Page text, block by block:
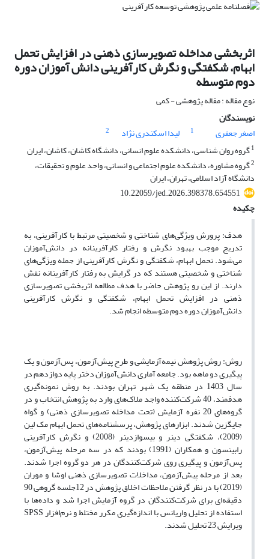
اثربخشی مداخله تصویرسازی ذهنی در افزایش تحمل
ابهام، شکفتگی و نگرش کارآفرینی دانش آموزان دوره
دوم متوسطه
نوع مقاله : مقاله پژوهشی - کمی
نویسندگان
اصغر جعفری
1 لیدا اسکندری نژاد
2
1گروه روان شناسی، دانشکده علوم انسانی، دانشگاه کاشان، کاشان، ایران
2گروه مشاوره، دانشکده علوم اجتماعی و انسانی، واحد علوم و تحقیقات،
دانشگاه آزاد اسلامی، تهران، ایران
10.22059/jed.2026.398378.654551
چکیده
هدف: پرورش ویژگی‌های شناختی و شخصیتی مرتبط با کارآفرینی، به
تدریج موجب بهبود نگرش و رفتار کارآفرینانه در دانش‌آموزان
می‌شود. تحمل ابهام، شکفتگی و نگرش کارآفرینی از جمله ویژگی‌های
شناختی و شخصیتی هستند که در گرایش به رفتار کارآفرینانه نقش
دارند. از این رو پژوهش حاضر با هدف مطالعه اثربخشی تصویرسازی
ذهنی در افزایش تحمل ابهام، شکفتگی و نگرش کارآفرینی
دانش‌آموزان دوره دوم متوسطه انجام شد.
روش: روش پژوهش نیمه‌‌آزمایشی و طرح پیش‌آزمون، پس‌آزمون و یک
پیگیری دو ماهه بود. جامعه آماری دانش‌آموزان دختر پایه دوازدهم در
سال 1403 در منطقه یک شهر تهران بودند. به روش نمونه‌گیری
هدفمند، 40 شرکت‌کننده واجد ملاک‌های وارد به پژوهش انتخاب و در
گروه‌های 20 نفره آزمایش (تحت مداخله تصویرسازی ذهنی) و گواه
جایگزین شدند. ابزارهای پژوهش، پرسشنامه‌های تحمل ابهام مک لین
(2009)، شکفتگی دینر و بیسوازدینر (2008) و نگرش کارآفرینی
رابینسون و همکاران (1991) بودند که در سه مرحله پیش‌آزمون،
پس‌آزمون و پیگیری روی شرکت‌کنندگان در هر دو گروه اجرا شدند.
بعد از مرحله پیش‌آزمون، مداخلات تصویرسازی ذهنی اوشا و موران
(2019) با در نظر گرفتن ملاحظات اخلاق پژوهش در 12جلسه گروهی 90
دقیقه‌ای برای شرکت‌کنندگان در گروه آزمایش اجرا شد و داده‌ها با
استفاده از تحلیل واریانس با اندازه‌‌گیری مکرر مختلط و نرم‌افزار SPSS
ویرایش 23 تحلیل شدند.